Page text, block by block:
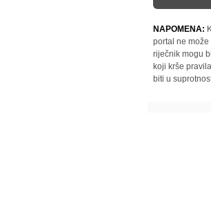
NAPOMENA:
portal ne
riječnik mogu
koji krše
biti u